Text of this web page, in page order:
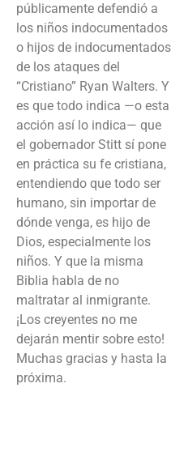
públicamente defendió a
los niños indocumentados
o hijos de indocumentados
de los ataques del
“Cristiano” Ryan Walters. Y
es que todo indica —o esta
acción así lo indica— que
el gobernador Stitt sí pone
en práctica su fe cristiana,
entendiendo que todo ser
humano, sin importar de
dónde venga, es hijo de
Dios, especialmente los
niños. Y que la misma
Biblia habla de no
maltratar al inmigrante.
¡Los creyentes no me
dejarán mentir sobre esto!
Muchas gracias y hasta la
próxima.